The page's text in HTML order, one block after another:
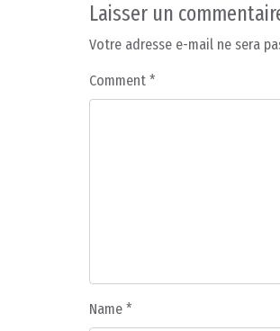
Laisser un
Votre adresse e-mail ne sera
Comment *
Name *